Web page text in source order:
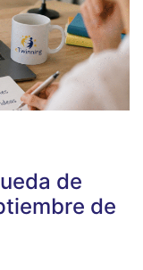
de
de